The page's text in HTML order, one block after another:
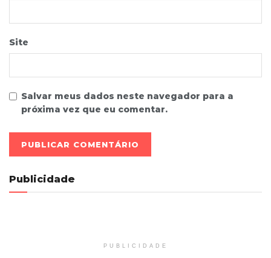
Site
Salvar meus dados neste navegador para a
próxima vez que eu comentar.
Publicidade
PUBLICIDADE